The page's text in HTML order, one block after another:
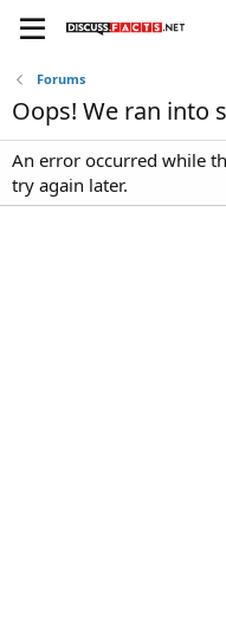
Forums
Oops! We ran into
An error occurred while
try again later.